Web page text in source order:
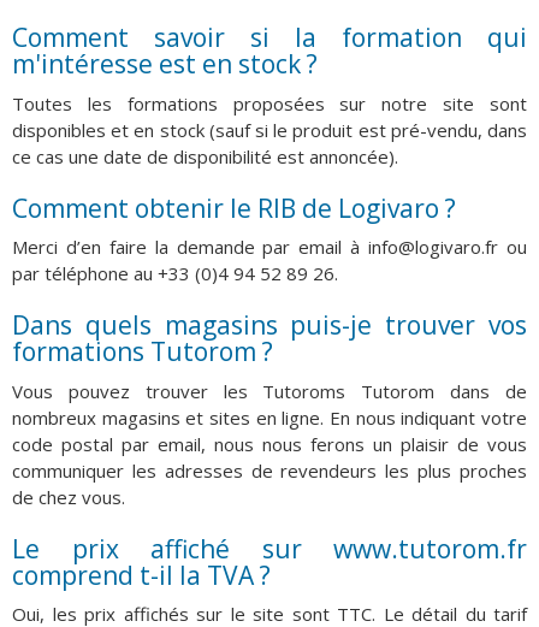
Comment savoir si la formation qui
m'intéresse est en stock ?
Toutes les formations proposées sur notre site sont
disponibles et en stock (sauf si le produit est pré-vendu, dans
ce cas une date de disponibilité est annoncée).
Comment obtenir le RIB de Logivaro ?
Merci d’en faire la demande par email à info@logivaro.fr ou
par téléphone au +33 (0)4 94 52 89 26.
Dans quels magasins puis-je trouver vos
formations Tutorom ?
Vous pouvez trouver les Tutoroms Tutorom dans de
nombreux magasins et sites en ligne. En nous indiquant votre
code postal par email, nous nous ferons un plaisir de vous
communiquer les adresses de revendeurs les plus proches
de chez vous.
Le prix affiché sur www.tutorom.fr
comprend t-il la TVA ?
Oui, les prix affichés sur le site sont TTC. Le détail du tarif